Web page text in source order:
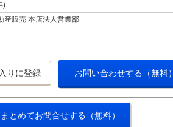
)
産販売 本店法人営業部
りに登録 お問い合わせする（無料）
まとめてお問合せする（無料）